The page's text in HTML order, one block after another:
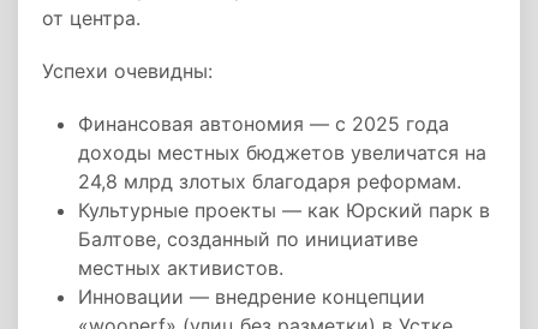
от центра.
Успехи очевидны:
Финансовая автономия — с 2025 года
доходы местных бюджетов увеличатся на
24,8 млрд злотых благодаря реформам.
Культурные проекты — как Юрский парк в
Балтове, созданный по инициативе
местных активистов.
Инновации — внедрение концепции